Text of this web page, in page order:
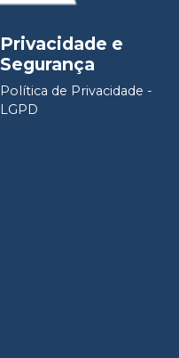
Privacidade e
Segurança
Política de Privacidade -
LGPD